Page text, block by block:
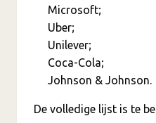
Microsoft;
Uber;
Unilever;
Coca-Cola;
Johnson & Johnson.
De volledige lijst is te